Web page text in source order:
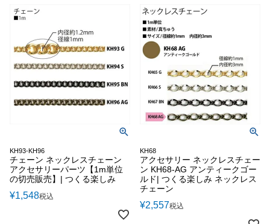
KH93-KH96
チェーン ネックレスチェーン
アクセサリーパーツ【1m単位
の切売販売】| つくる楽しみ
¥1,548税込
KH68
アクセサリー ネックレスチェー
ン KH68-AG アンティークゴー
ルド| つくる楽しみ ネックレス
チェーン
¥2,557税込